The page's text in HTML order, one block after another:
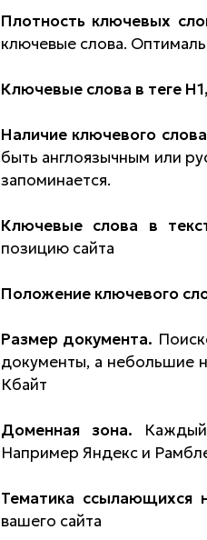
Плотность ключевых
ключевые слова.
Ключевые слова в теге
Наличие ключевого
быть англоязычным или
запоминается.
Ключевые слова в
позицию сайта
Положение ключевого
Размер документа.
документы, а небольшие
Кбайт
Доменная зона.
Например Яндекс и
Тематика ссылающихся
вашего сайта